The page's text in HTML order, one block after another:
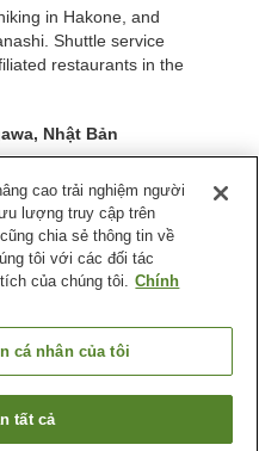
in Hakone, and
Shuttle service
restaurants in the
Nhật Bản
Camera an ninh ở khu công
cộng
trống
cao trải nghiệm người
lượng truy cập trên
chia sẻ thông tin về
tôi với các đối tác
của chúng tôi. Chính
cá nhân của tôi
tất cả